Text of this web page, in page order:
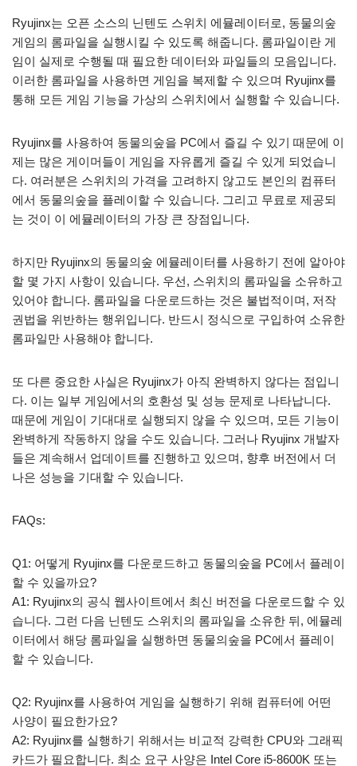
Ryujinx는 오픈 소스의 닌텐도 스위치 에뮬레이터로, 동물의숲
게임의 롬파일을 실행시킬 수 있도록 해줍니다. 롬파일이란 게
임이 실제로 수행될 때 필요한 데이터와 파일들의 모음입니다.
이러한 롬파일을 사용하면 게임을 복제할 수 있으며 Ryujinx를
통해 모든 게임 기능을 가상의 스위치에서 실행할 수 있습니다.
Ryujinx를 사용하여 동물의숲을 PC에서 즐길 수 있기 때문에 이
제는 많은 게이머들이 게임을 자유롭게 즐길 수 있게 되었습니
다. 여러분은 스위치의 가격을 고려하지 않고도 본인의 컴퓨터
에서 동물의숲을 플레이할 수 있습니다. 그리고 무료로 제공되
는 것이 이 에뮬레이터의 가장 큰 장점입니다.
하지만 Ryujinx의 동물의숲 에뮬레이터를 사용하기 전에 알아야
할 몇 가지 사항이 있습니다. 우선, 스위치의 롬파일을 소유하고
있어야 합니다. 롬파일을 다운로드하는 것은 불법적이며, 저작
권법을 위반하는 행위입니다. 반드시 정식으로 구입하여 소유한
롬파일만 사용해야 합니다.
또 다른 중요한 사실은 Ryujinx가 아직 완벽하지 않다는 점입니
다. 이는 일부 게임에서의 호환성 및 성능 문제로 나타납니다.
때문에 게임이 기대대로 실행되지 않을 수 있으며, 모든 기능이
완벽하게 작동하지 않을 수도 있습니다. 그러나 Ryujinx 개발자
들은 계속해서 업데이트를 진행하고 있으며, 향후 버전에서 더
나은 성능을 기대할 수 있습니다.
FAQs:
Q1: 어떻게 Ryujinx를 다운로드하고 동물의숲을 PC에서 플레이
할 수 있을까요?
A1: Ryujinx의 공식 웹사이트에서 최신 버전을 다운로드할 수 있
습니다. 그런 다음 닌텐도 스위치의 롬파일을 소유한 뒤, 에뮬레
이터에서 해당 롬파일을 실행하면 동물의숲을 PC에서 플레이
할 수 있습니다.
Q2: Ryujinx를 사용하여 게임을 실행하기 위해 컴퓨터에 어떤
사양이 필요한가요?
A2: Ryujinx를 실행하기 위해서는 비교적 강력한 CPU와 그래픽
카드가 필요합니다. 최소 요구 사양은 Intel Core i5-8600K 또는